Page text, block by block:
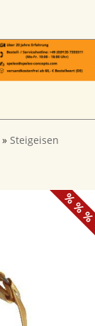
» Steigeisen